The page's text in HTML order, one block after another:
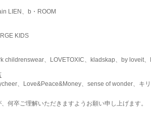
LIEN、b・ROOM
KIDS
childrenswear、LOVETOXIC、kladskap、by loveit
、Love&Peace&Money、sense of wonder、キ
何卒ご理解いただきますようお願い申し上げます。